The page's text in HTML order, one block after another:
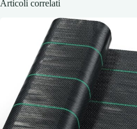
Articoli correlati